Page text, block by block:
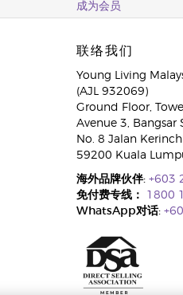
成为会员
联络我们
Young Living
(AJL 932069)
Ground Floor,
Avenue 3, Bangsar
No. 8 Jalan
59200 Kuala
海外品牌伙伴: +603
免付费专线：
1800
WhatsApp对话: